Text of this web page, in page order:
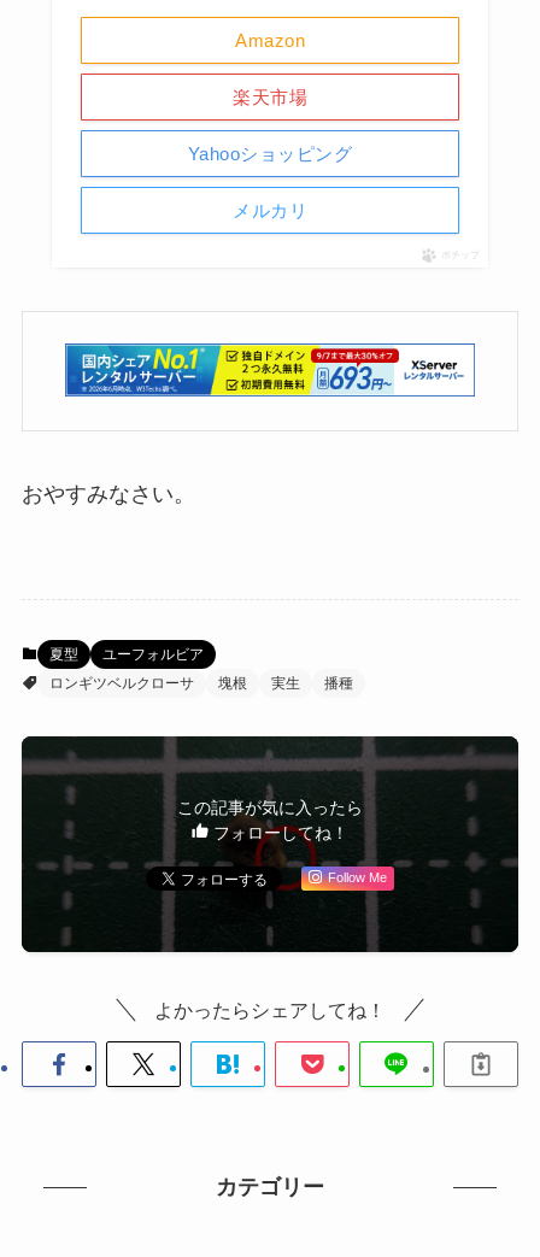
Amazon
楽天市場
Yahooショッピング
メルカリ
ポチップ
おやすみなさい。
夏型
ユーフォルビア
ロンギツベルクローサ
塊根 実生 播種
この記事が気に入ったら
フォローしてね！
Follow Me
よかったらシェアしてね！
カテゴリー